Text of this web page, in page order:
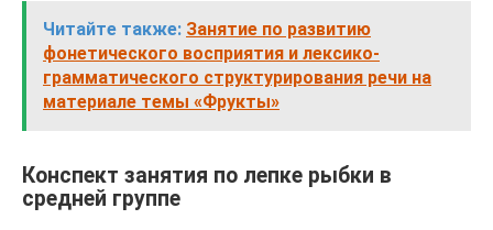
Читайте также: Занятие по развитию
фонетического восприятия и лексико-
грамматического структурирования речи на
материале темы «Фрукты»
Конспект занятия по лепке рыбки в
средней группе